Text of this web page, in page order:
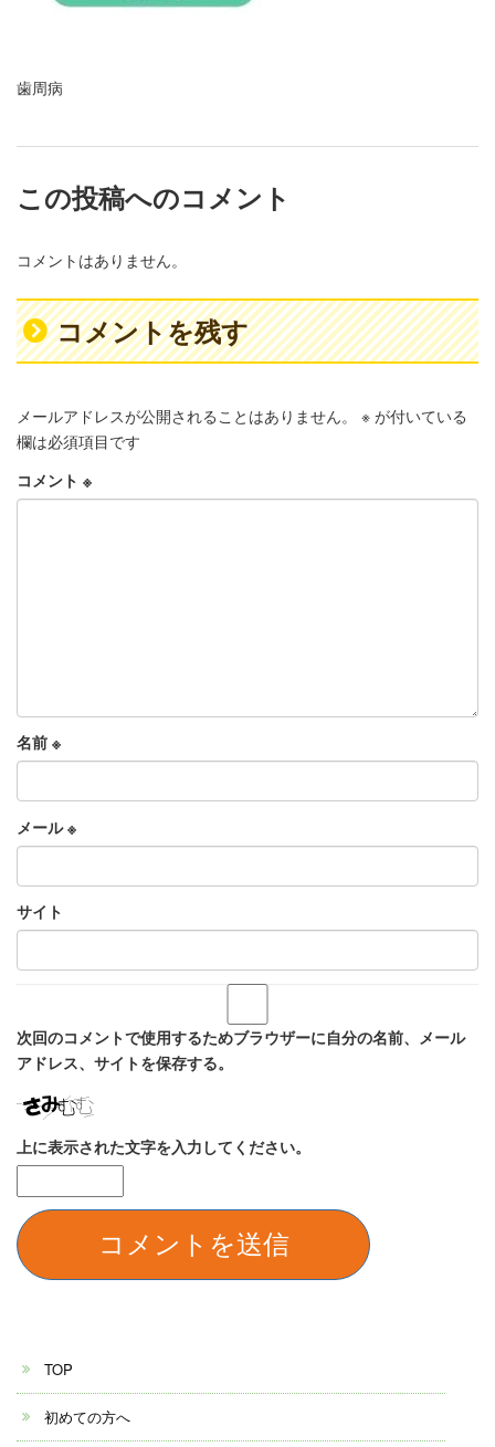
歯周病
この投稿へのコメント
コメントはありません。
コメントを残す
メールアドレスが公開されることはありません。 ※ が付いている
欄は必須項目です
コメント ※
名前 ※
メール※
サイト
次回のコメントで使用するためブラウザーに自分の名前、メール
アドレス、サイトを保存する。
上に表示された文字を入力してください。
TOP
初めての方へ